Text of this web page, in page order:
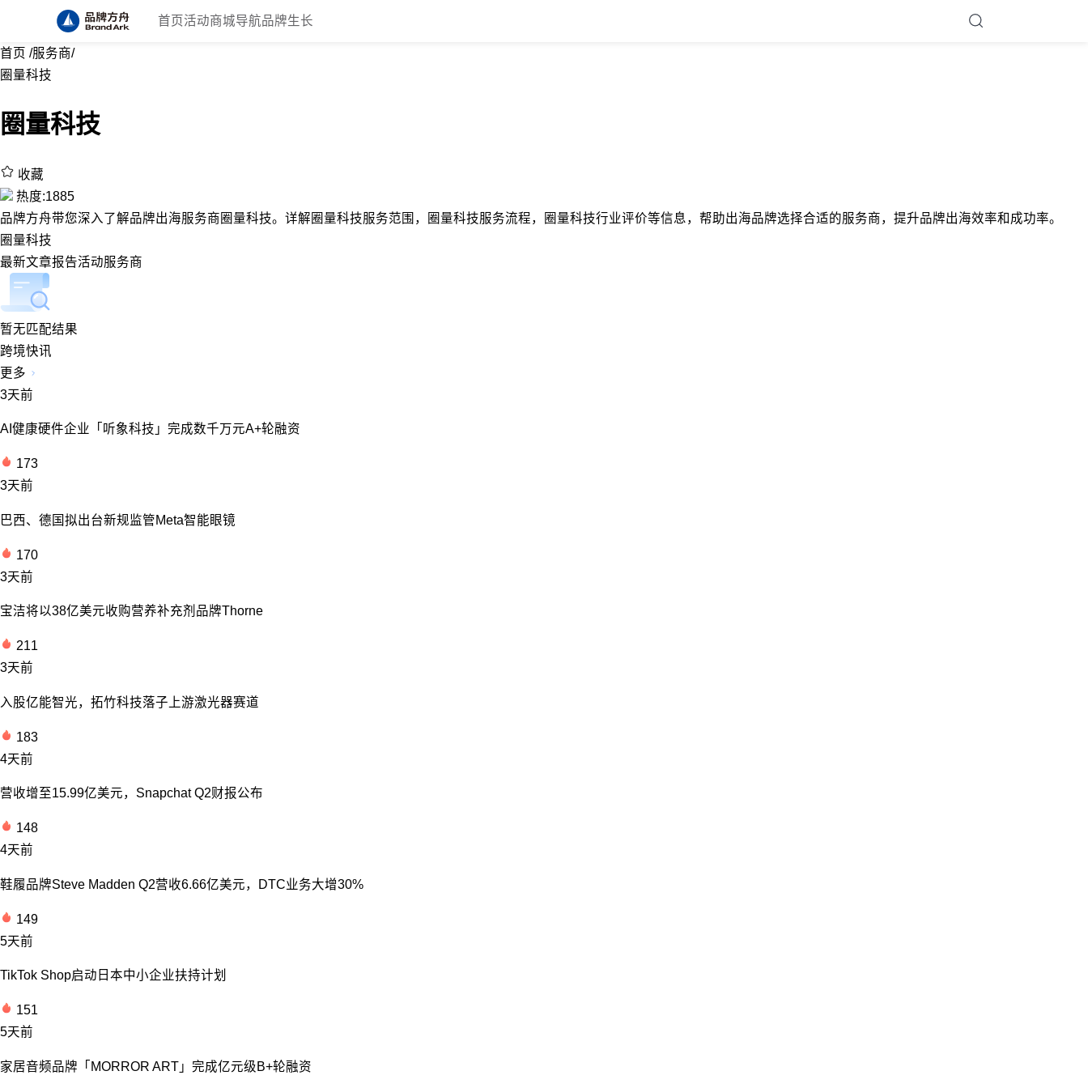
首页 活动商城导航品牌生长
首页 /服务商/
圈量科技
圈量科技
收藏
热度:1885
品牌方舟带您深入了解品牌出海服务商圈量科技。详解圈量科技服务范围，圈量科技服务流程，圈量科技行业评价等信息，帮助出海品牌选择合适的服务商，提升品牌出海效率和成功率。
圈量科技
最新文章报告活动服务商
暂无匹配结果
跨境快讯
更多
3天前
AI健康硬件企业「听象科技」完成数千万元A+轮融资
173
3天前
巴西、德国拟出台新规监管Meta智能眼镜
170
3天前
宝洁将以38亿美元收购营养补充剂品牌Thorne
211
3天前
入股亿能智光，拓竹科技落子上游激光器赛道
183
4天前
营收增至15.99亿美元，Snapchat Q2财报公布
148
4天前
鞋履品牌Steve Madden Q2营收6.66亿美元，DTC业务大增30%
149
5天前
TikTok Shop启动日本中小企业扶持计划
151
5天前
家居音频品牌「MORROR ART」完成亿元级B+轮融资